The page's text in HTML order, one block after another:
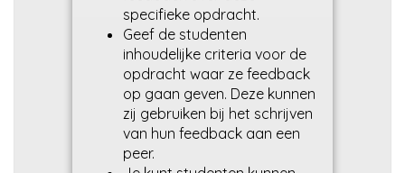
specifieke opdracht.
Geef de studenten
inhoudelijke criteria voor de
opdracht waar ze feedback
op gaan geven. Deze kunnen
zij gebruiken bij het schrijven
van hun feedback aan een
peer.